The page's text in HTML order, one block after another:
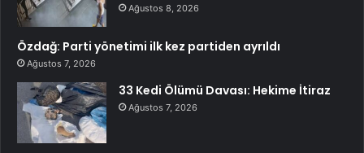
Ağustos 8, 2026
Özdağ: Parti yönetimi ilk kez partiden ayrıldı
Ağustos 7, 2026
33 Kedi Ölümü Davası: Hekime İtiraz
Ağustos 7, 2026